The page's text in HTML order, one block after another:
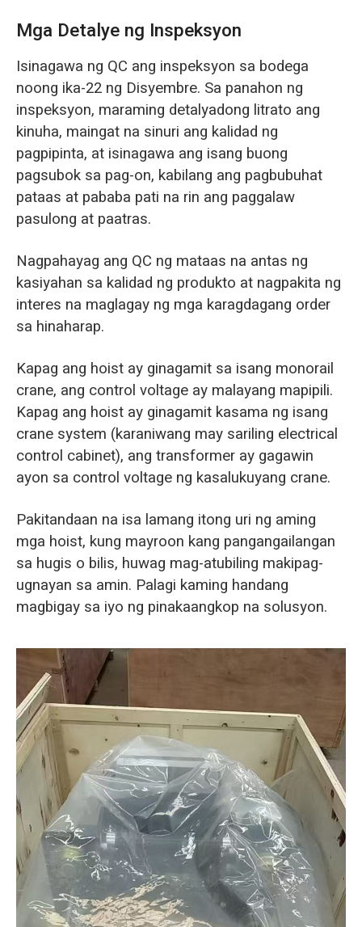
Mga Detalye ng Inspeksyon
Isinagawa ng QC ang inspeksyon sa bodega
noong ika-22 ng Disyembre. Sa panahon ng
inspeksyon, maraming detalyadong litrato ang
kinuha, maingat na sinuri ang kalidad ng
pagpipinta, at isinagawa ang isang buong
pagsubok sa pag-on, kabilang ang pagbubuhat
pataas at pababa pati na rin ang paggalaw
pasulong at paatras.
Nagpahayag ang QC ng mataas na antas ng
kasiyahan sa kalidad ng produkto at nagpakita ng
interes na maglagay ng mga karagdagang order
sa hinaharap.
Kapag ang hoist ay ginagamit sa isang monorail
crane, ang control voltage ay malayang mapipili.
Kapag ang hoist ay ginagamit kasama ng isang
crane system (karaniwang may sariling electrical
control cabinet), ang transformer ay gagawin
ayon sa control voltage ng kasalukuyang crane.
Pakitandaan na isa lamang itong uri ng aming
mga hoist, kung mayroon kang pangangailangan
sa hugis o bilis, huwag mag-atubiling makipag-
ugnayan sa amin. Palagi kaming handang
magbigay sa iyo ng pinakaangkop na solusyon.